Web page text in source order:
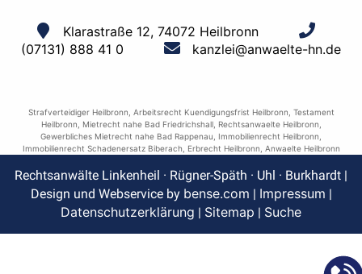
Klarastraße 12, 74072 Heilbronn
(07131) 888 41 0
kanzlei@anwaelte-hn.de
Strafverteidiger Heilbronn Arbeitsrecht Kuendigungsfrist Heilbronn Testament
Heilbronn
Mietrecht nahe Bad Friedrichshall, Rechtsanwaelte Heilbronn
Gewerbliches Mietrecht nahe Bad Rappenau
Immobilienrecht Heilbronn
Immobilienrecht Schadenersatz Biberach
Erbrecht Heilbronn Anwaelte Heilbronn
Rechtsanwälte Linkenheil · Rügner-Späth · Uhl · Burkhardt |
Design und Webservice by bense.com | Impressum |
Datenschutzerklärung | Sitemap | Suche